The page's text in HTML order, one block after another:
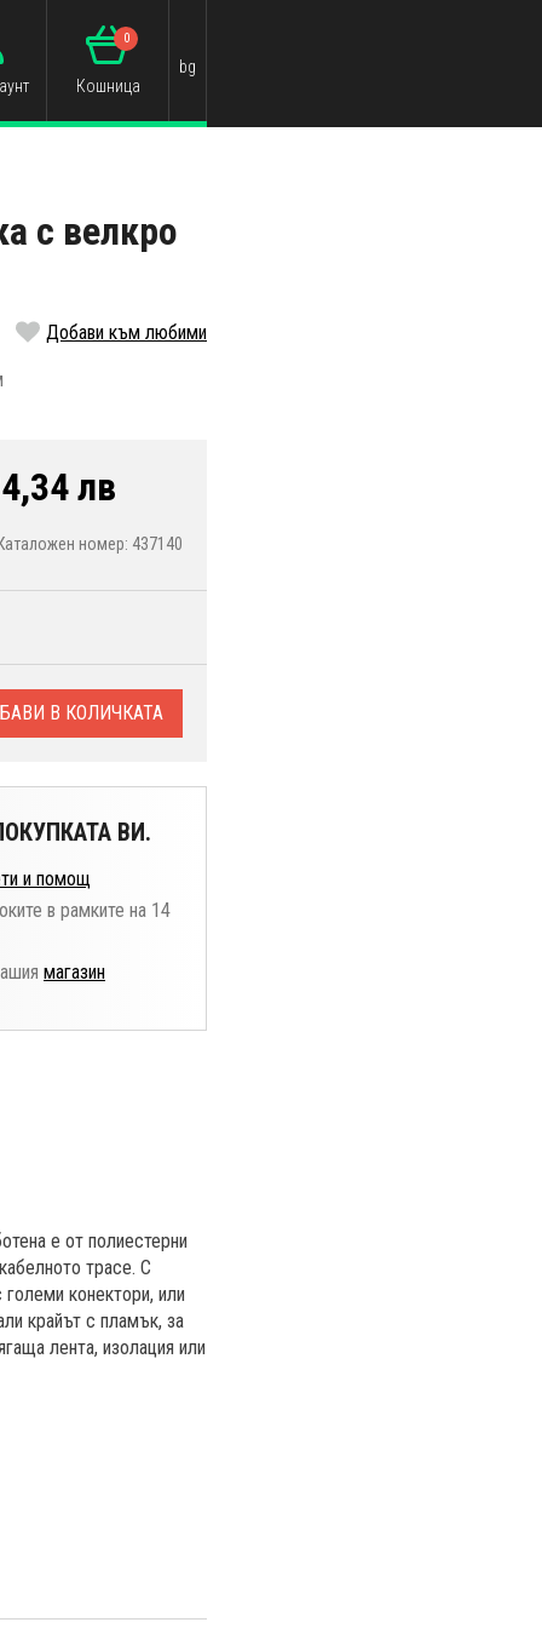
Кошница
0
bg
с велкро
Добави към любими
лв
Каталожен номер: 437140
В КОЛИЧКАТА
ВИ.
и помощ
в рамките на 14
магазин
е от полиестерни
трасе. С
конектори, или
крайът с пламък, за
лента, изолация или